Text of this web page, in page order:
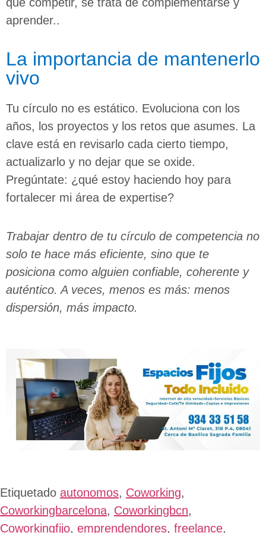
aprender..
La importancia de mantenerlo
vivo
Tu círculo no es estático. Evoluciona con los
años, los proyectos y los retos que asumes. La
clave está en revisarlo cada cierto tiempo,
actualizarlo y no dejar que se oxide.
Pregúntate: ¿qué estoy haciendo hoy para
fortalecer mi área de expertise?
Trabajar dentro de tu círculo de competencia no
solo te hace más eficiente, sino que te
posiciona como alguien confiable, coherente y
auténtico. A veces, menos es más: menos
dispersión, más impacto.
Etiquetado autonomos, Coworking,
Coworkingbarcelona, Coworkingbcn,
Coworkingfijo, emprendendores, freelance,